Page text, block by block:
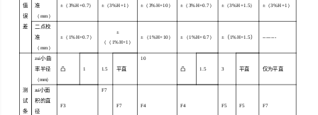
值
误
差
准
（mm）
± （3%H+0.7） ± （3%H+1） ± （3%H+10） ± （3%H+0.7） ± （3%H+1.5） ± （3%H+1）
二点校
准
（mm）
± （1%H+0.7）
±
（（1%H+1）
± （1%H+10） ± （1%H+0.7） ±（ 1%H+1.5） --------
测
试
条
zui 小 曲
率 半径
（mm）
凸 1 1.5 平直
10
凸 1.5 3 平直 仅为平直
zui 小面
积 的 直
径
F3
F7
F7 F4 F4 F5 F5 F7